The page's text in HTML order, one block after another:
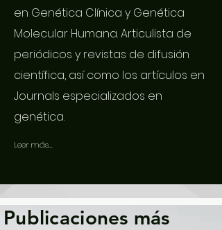
en Genética Clínica y Genética
Molecular Humana. Articulista de
periódicos y revistas de difusión
científica, así como los artículos en
Journals especializados en
genética.
Leer más...
Publicaciones más